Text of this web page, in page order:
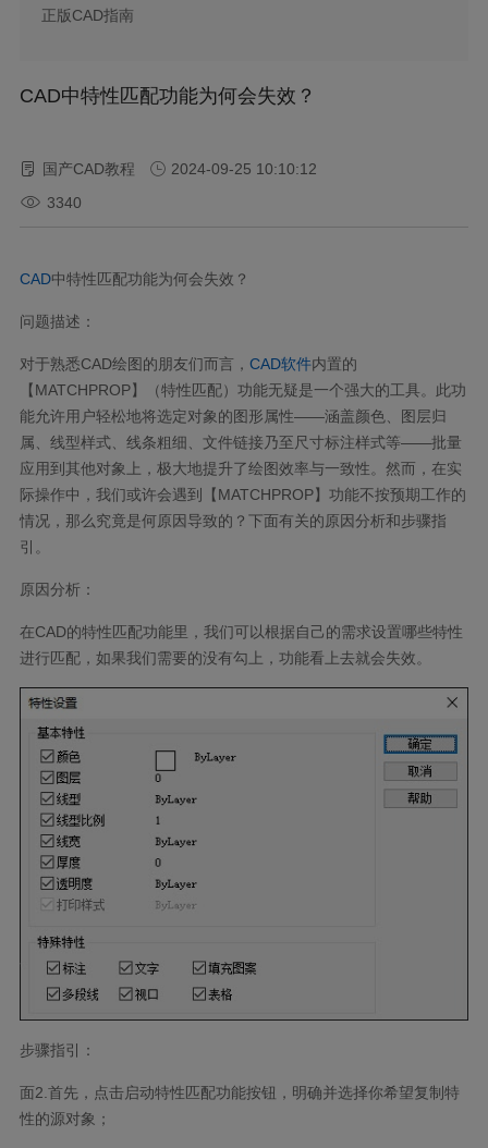
正版CAD指南
CAD中特性匹配功能为何会失效？
国产CAD教程
2024-09-25 10:10:12
3340
CAD中特性匹配功能为何会失效？
问题描述：
对于熟悉CAD绘图的朋友们而言， CAD软件内置的
【MATCHPROP】（特性匹配）功能无疑是一个强大的工具。此功
能允许用户轻松地将选定对象的图形属性——涵盖颜色、图层归
属、线型样式、线条粗细、文件链接乃至尺寸标注样式等——批量
应用到其他对象上，极大地提升了绘图效率与一致性。然而，在实
际操作中，我们或许会遇到【MATCHPROP】功能不按预期工作的
情况，那么究竟是何原因导致的？下面有关的原因分析和步骤指
引。
原因分析：
在CAD的特性匹配功能里，我们可以根据自己的需求设置哪些特性
进行匹配，如果我们需要的没有勾上，功能看上去就会失效。
步骤指引：
面2.首先，点击启动特性匹配功能按钮，明确并选择你希望复制特
性的源对象；